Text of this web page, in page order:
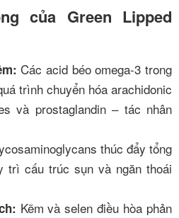
của Green Lipped
Các acid béo omega-3 trong
trình chuyển hóa arachidonic
và prostaglandin – tác nhân
thúc đẩy tổng
trì cấu trúc sụn và ngăn thoái
Kẽm và selen điều hòa phản